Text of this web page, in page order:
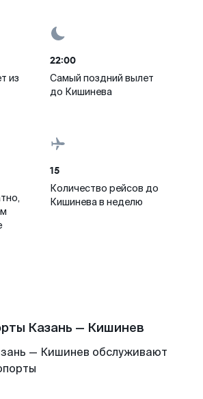
из
22:00
Самый поздний вылет
до Кишинева
15
Количество рейсов до
Кишинева в неделю
Казань — Кишинев
— Кишинев обслуживают